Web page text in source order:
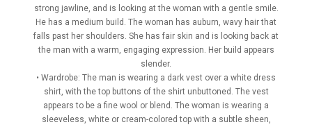
strong jawline, and is looking at the woman with a gentle smile.
He has a medium build. The woman has auburn, wavy hair that
falls past her shoulders. She has fair skin and is looking back at
the man with a warm, engaging expression. Her build appears
slender.
• Wardrobe: The man is wearing a dark vest over a white dress
shirt, with the top buttons of the shirt unbuttoned. The vest
appears to be a fine wool or blend. The woman is wearing a
sleeveless, white or cream-colored top with a subtle sheen,